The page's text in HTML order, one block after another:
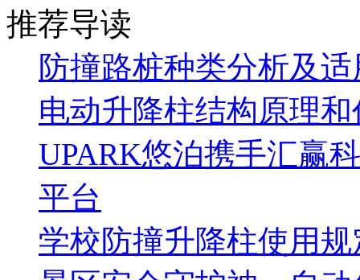
推荐导读
防撞路桩种类分析及
电动升降柱结构原理和
UPARK悠泊携手汇赢
平台
学校防撞升降柱使用规